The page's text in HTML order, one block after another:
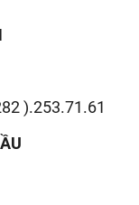
).253.71.61